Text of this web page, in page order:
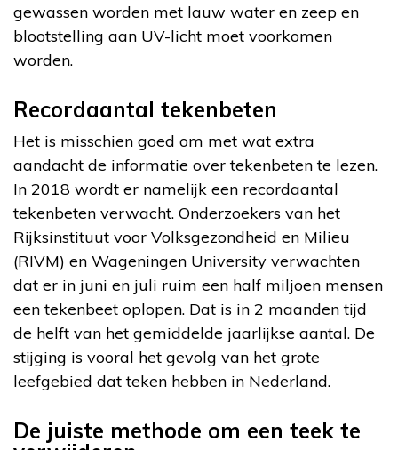
gewassen worden met lauw water en zeep en
blootstelling aan UV-licht moet voorkomen
worden.
Recordaantal tekenbeten
Het is misschien goed om met wat extra
aandacht de informatie over tekenbeten te lezen.
In 2018 wordt er namelijk een recordaantal
tekenbeten verwacht. Onderzoekers van het
Rijksinstituut voor Volksgezondheid en Milieu
(RIVM) en Wageningen University verwachten
dat er in juni en juli ruim een half miljoen mensen
een tekenbeet oplopen. Dat is in 2 maanden tijd
de helft van het gemiddelde jaarlijkse aantal. De
stijging is vooral het gevolg van het grote
leefgebied dat teken hebben in Nederland.
De juiste methode om een teek te